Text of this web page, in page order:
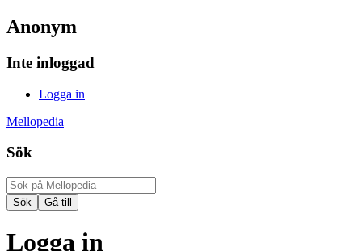
Anonym
Inte inloggad
Logga in
Mellopedia
Sök
Logga in